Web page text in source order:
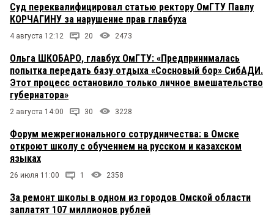
Суд переквалифицировал статью ректору ОмГТУ Павлу
КОРЧАГИНУ за нарушение прав главбуха
4 августа 12:12 20 2473
Ольга ШКОБАРО, главбух ОмГТУ: «Предпринималась
попытка передать базу отдыха «Сосновый бор» СибАДИ.
Этот процесс остановило только личное вмешательство
губернатора»
2 августа 14:00 30 3228
Форум межрегионального сотрудничества: в Омске
откроют школу с обучением на русском и казахском
языках
26 июля 11:00 1 2358
За ремонт школы в одном из городов Омской области
заплатят 107 миллионов рублей